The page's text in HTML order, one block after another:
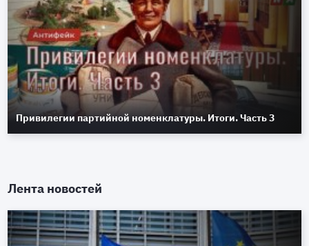
Привилегии партийной номенклатуры. Итоги. Часть 3
Лента новостей